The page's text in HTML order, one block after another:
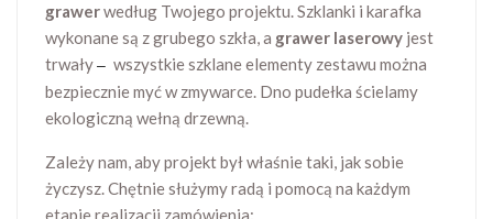
grawerwedług Twojego projektu. Szklanki i karafka
wykonane są z grubego szkła, a grawer laserowy jest
trwały– wszystkie szklane elementy zestawu można
bezpiecznie myć w zmywarce. Dno pudełka ścielamy
ekologiczną wełną drzewną.
Zależy nam, aby projekt był właśnie taki, jak sobie
życzysz. Chętnie służymy radą i pomocą na każdym
etapie realizacji zamówienia: